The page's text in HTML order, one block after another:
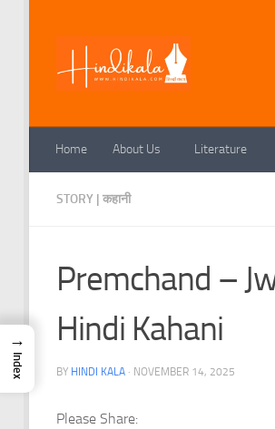
Home About Us Literature
STORY | कहानी
Premchand –
Hindi Kahani
BY HINDI KALA · NOVEMBER 14, 2025
Please Share:
→
Index